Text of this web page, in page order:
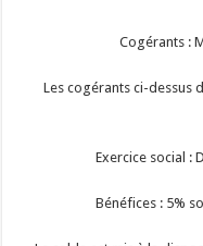
Cogérants :
Les cogérants ci-dessus
Exercice social :
Bénéfices : 5%